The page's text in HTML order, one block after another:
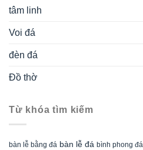
tâm linh
Voi đá
đèn đá
Đồ thờ
Từ khóa tìm kiếm
bàn lễ bằng đá bàn lễ đá bình phong đá